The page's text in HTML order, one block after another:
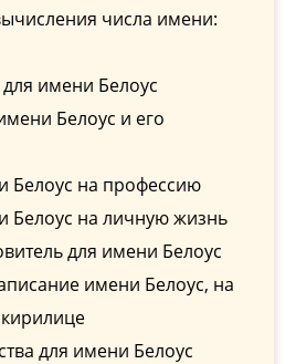
числа имени:
имени Белоус
Белоус и его
Белоус на профессию
Белоус на личную жизнь
для имени Белоус
имени Белоус, на
для имени Белоус